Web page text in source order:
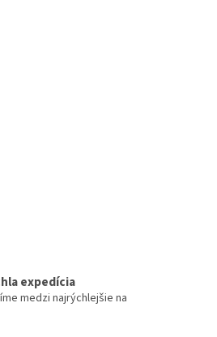
expedícia
medzi najrýchlejšie na